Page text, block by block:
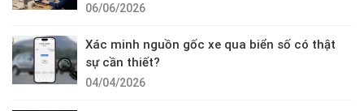
06/06/2026
Xác minh nguồn gốc xe qua biển số có thật
sự cần thiết?
04/04/2026